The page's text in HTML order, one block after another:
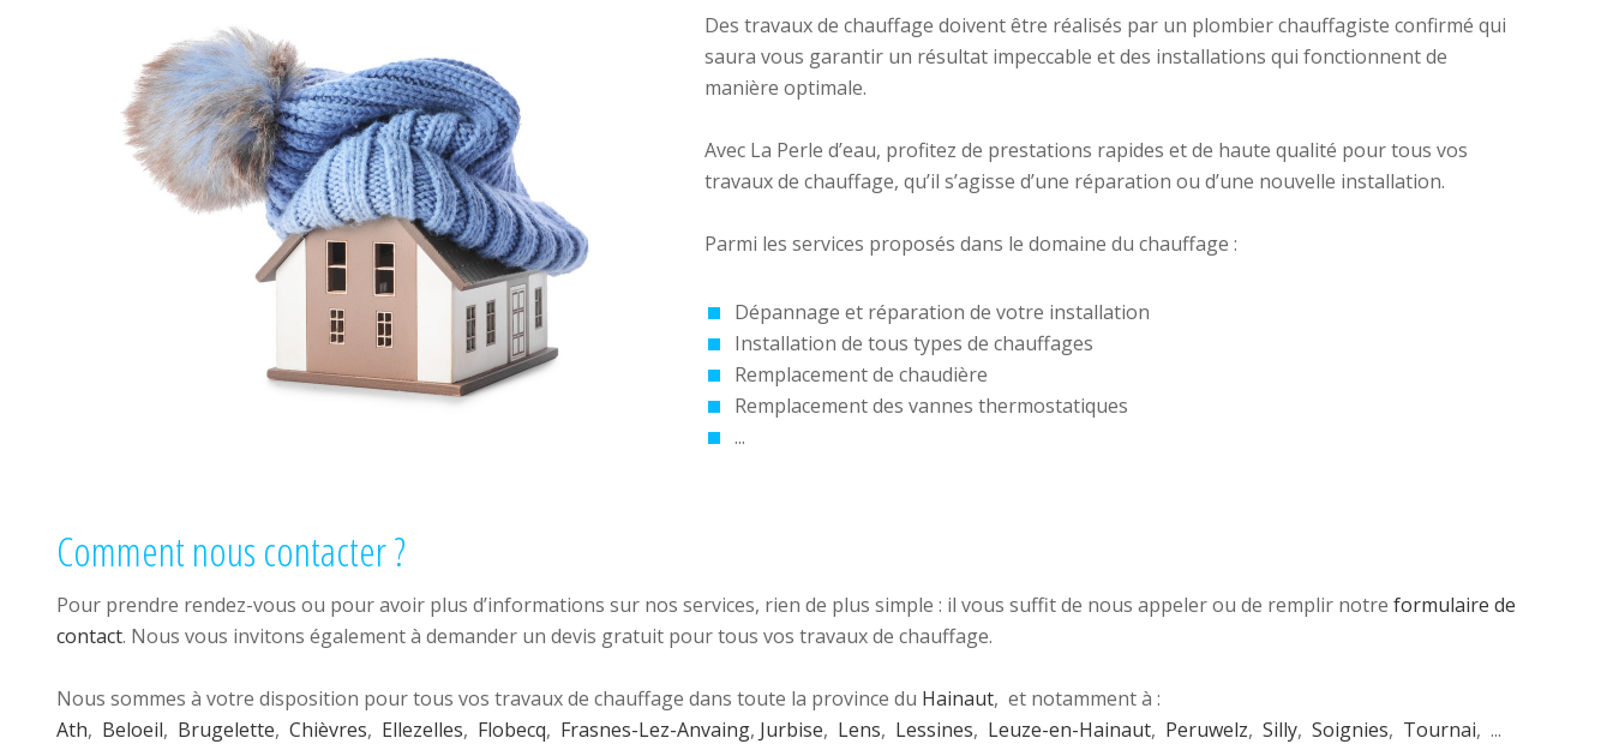
Des travaux de chauffage doivent être réalisés par un plombier chauffagiste confirmé qui
saura vous garantir un résultat impeccable et des installations qui fonctionnent de
manière optimale.
Avec La Perle d’eau, profitez de prestations rapides et de haute qualité pour tous vos
travaux de chauffage, qu’il s’agisse d’une réparation ou d’une nouvelle installation.
Parmi les services proposés dans le domaine du chauffage :
Dépannage et réparation de votre installation
Installation de tous types de chauffages
Remplacement de chaudière
Remplacement des vannes thermostatiques
...
Comment nous contacter ?
Pour prendre rendez-vous ou pour avoir plus d’informations sur nos services, rien de plus simple : il vous suffit de nous appeler ou de remplir notre formulaire de
contact. Nous vous invitons également à demander un devis gratuit pour tous vos travaux de chauffage.
Nous sommes à votre disposition pour tous vos travaux de chauffage dans toute la province du Hainaut, et notamment à :
Ath, Beloeil, Brugelette, Chièvres, Ellezelles, Flobecq, Frasnes-Lez-Anvaing, Jurbise, Lens, Lessines, Leuze-en-Hainaut, Peruwelz, Silly, Soignies, Tournai, ...